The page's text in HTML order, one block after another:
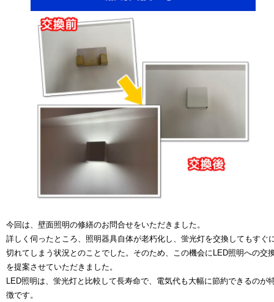
今回は、壁面照明の修繕のお問合せをいただきました。
詳しく伺ったところ、照明器具自体が老朽化し、蛍光灯を交換してもすぐ
切れてしまう状況とのことでした。そのため、この機会にLED照明への交
を提案させていただきました。
LED照明は、蛍光灯と比較して長寿命で、電気代も大幅に節約できるのが
徴です。